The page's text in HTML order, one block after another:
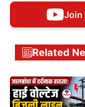
Join
Related